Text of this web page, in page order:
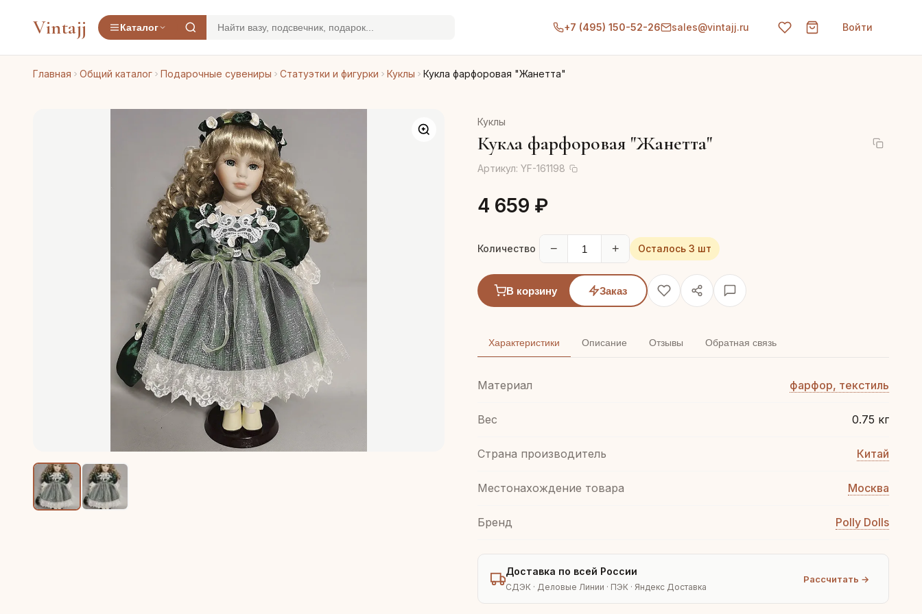
Vintajj Каталог +7 (495) 150-52-26 sales@vintajj.ru Войти
Главная Общий каталог Подарочные сувениры Статуэтки и фигурки Куклы Кукла фарфоровая "Жанетта"
Куклы
Кукла фарфоровая "Жанетта"
Артикул: YF-161198
4 659 ₽
Количество − + Осталось 3 шт
В корзину Заказ
Характеристики Описание Отзывы Обратная связь
Материал фарфор, текстиль
Вес 0.75 кг
Страна производитель Китай
Местонахождение товара Москва
Бренд Polly Dolls
Доставка по всей России
СДЭК · Деловые Линии · ПЭК · Яндекс Доставка
Рассчитать →